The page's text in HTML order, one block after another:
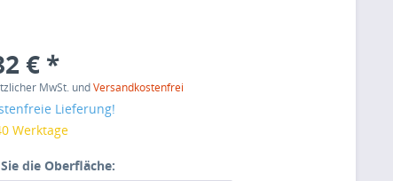
€ *
MwSt. undVersandkostenfrei
Lieferung!
Werktage
die Oberfläche: